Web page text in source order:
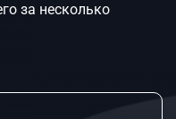
за несколько